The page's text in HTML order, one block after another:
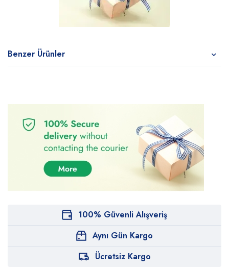
Benzer Ürünler
100% Güvenli Alışveriş
Aynı Gün Kargo
Ücretsiz Kargo